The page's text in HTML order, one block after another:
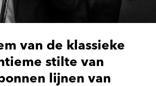
van de klassieke
stilte van
lijnen van